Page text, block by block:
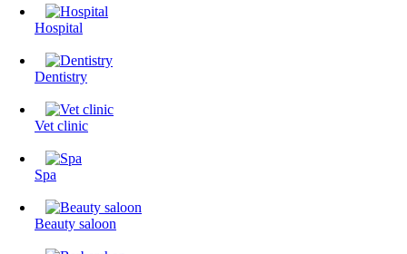
Hospital
Dentistry
Vet clinic
Spa
Beauty saloon